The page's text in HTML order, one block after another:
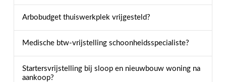
Arbobudget thuiswerkplek vrijgesteld?
Medische btw-vrijstelling schoonheidsspecialiste?
Startersvrijstelling bij sloop en nieuwbouw woning na
aankoop?